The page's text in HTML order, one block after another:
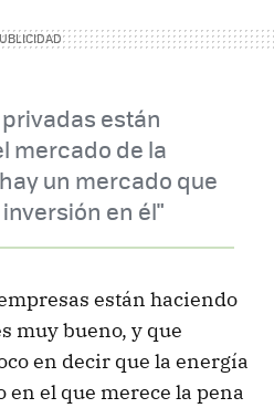
están
mercado de la
un mercado que
en él"
están haciendo
muy bueno, y que
en decir que la energía
en el que merece la pena